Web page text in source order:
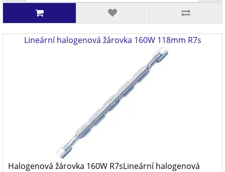
Lineární halogenová žárovka 160W 118mm R7s
Halogenová žárovka 160W R7sLineární halogenová